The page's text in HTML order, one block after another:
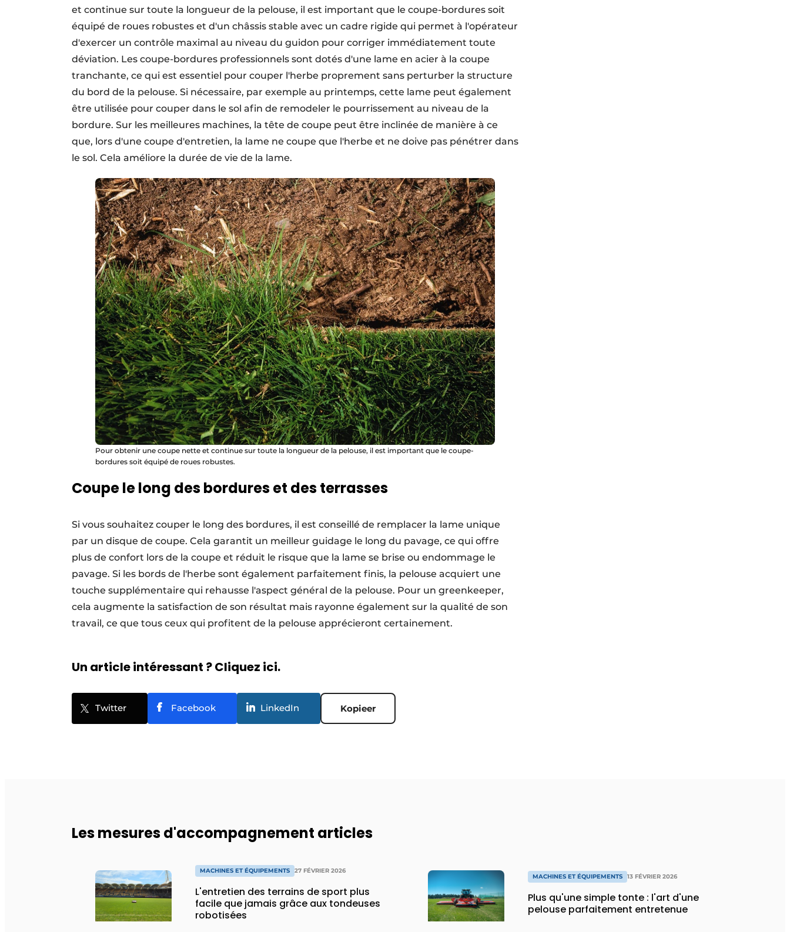
et continue sur toute la longueur de la pelouse, il est important que le coupe-bordures soit
équipé de roues robustes et d'un châssis stable avec un cadre rigide qui permet à l'opérateur
d'exercer un contrôle maximal au niveau du guidon pour corriger immédiatement toute
déviation. Les coupe-bordures professionnels sont dotés d'une lame en acier à la coupe
tranchante, ce qui est essentiel pour couper l'herbe proprement sans perturber la structure
du bord de la pelouse. Si nécessaire, par exemple au printemps, cette lame peut également
être utilisée pour couper dans le sol afin de remodeler le pourrissement au niveau de la
bordure. Sur les meilleures machines, la tête de coupe peut être inclinée de manière à ce
que, lors d'une coupe d'entretien, la lame ne coupe que l'herbe et ne doive pas pénétrer dans
le sol. Cela améliore la durée de vie de la lame.
Pour obtenir une coupe nette et continue sur toute la longueur de la pelouse, il est important que le coupe-
bordures soit équipé de roues robustes.
Coupe le long des bordures et des terrasses
Si vous souhaitez couper le long des bordures, il est conseillé de remplacer la lame unique
par un disque de coupe. Cela garantit un meilleur guidage le long du pavage, ce qui offre
plus de confort lors de la coupe et réduit le risque que la lame se brise ou endommage le
pavage. Si les bords de l'herbe sont également parfaitement finis, la pelouse acquiert une
touche supplémentaire qui rehausse l'aspect général de la pelouse. Pour un greenkeeper,
cela augmente la satisfaction de son résultat mais rayonne également sur la qualité de son
travail, ce que tous ceux qui profitent de la pelouse apprécieront certainement.
Un article intéressant ? Cliquez ici.
Twitter Facebook LinkedIn Kopieer
Les mesures d'accompagnement articles
MACHINES ET ÉQUIPEMENTS 27 FÉVRIER 2026
L'entretien des terrains de sport plus
facile que jamais grâce aux tondeuses
robotisées
MACHINES ET ÉQUIPEMENTS 13 FÉVRIER 2026
Plus qu'une simple tonte : l'art d'une
pelouse parfaitement entretenue